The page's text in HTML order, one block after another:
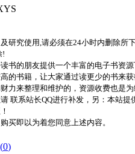
研究使用,请必须在24小时内删除
!
书的朋友提供一个丰富的电子书资
的书籍，让大家通过读更少的书来获
力来整理和维护的，资源收费也是
联系站长QQ进行补发，另：本站提
买即以为着您同意上述内容。
0)